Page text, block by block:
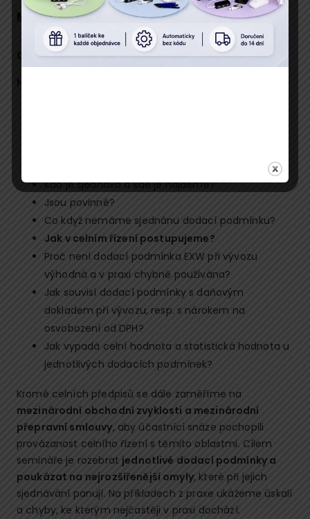
Místo konání
Cíl semináře
Kdo je sjednává a kde je najdeme?
Jsou povinné?
Co když nemáme sjednánu dodací podmínku?
Jak v celním řízení postupujeme?
Proč není dodací podmínka EXW při vývozu
výhodná a v praxi chybně používána?
Jak souvisí dodací podmínky s daňovým
dokladem při vývozu, resp. s nárokem na
osvobození od DPH?
Jak vypadá celní hodnota a statistická hodnota u
jednotlivých dodacích podmínek?
Kromě celních předpisů se dále zaměříme na
mezinárodní obchodní zvyklosti a mezinárodní
přepravní smlouvy, aby účastníci snáze pochopili
provázanost celního řízení s těmito oblastmi. Cílem
semináře je rozebrat jednotlivé dodací podmínky a
poukázat na nejrozšířenější omyly, které při jejich
sjednávání panují. Na příkladech z praxe ukážeme úskalí
a chyby, ke kterým nejčastěji v praxi dochází.